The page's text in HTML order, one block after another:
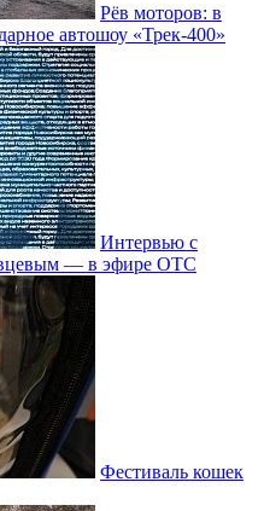
Рёв моторов: в
автошоу «Трек-400»
Интервью с
— в эфире ОТС
Фестиваль кошек